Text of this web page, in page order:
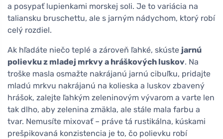
a posypať lupienkami morskej soli. Je to variácia na
taliansku bruschettu, ale s jarným nádychom, ktorý robí
celý rozdiel.
Ak hľadáte niečo teplé a zároveň ľahké, skúste jarnú
polievku z mladej mrkvy a hráškových luskov. Na
troške masla osmažte nakrájanú jarnú cibuľku, pridajte
mladú mrkvu nakrájanú na kolieska a luskov zbavený
hrášok, zalejte ľahkým zeleninovým vývarom a varte len
tak dlho, aby zelenina zmäkla, ale stále mala farbu a
tvar. Nemusíte mixovať – práve tá rustikálna, kúskami
prešpikovaná konzistencia je to, čo polievku robí